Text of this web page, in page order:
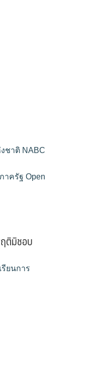
ชาติ NABC
าครัฐ Open
ติมิชอบ
รียนการ